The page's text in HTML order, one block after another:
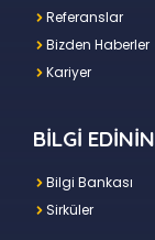
Referanslar
Bizden Haberler
Kariyer
BİLGİ EDİNİN
Bilgi Bankası
Sirküler